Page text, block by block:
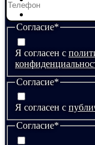
Согласие*
Я согласен с
Согласие*
Я согласен с
Согласие*